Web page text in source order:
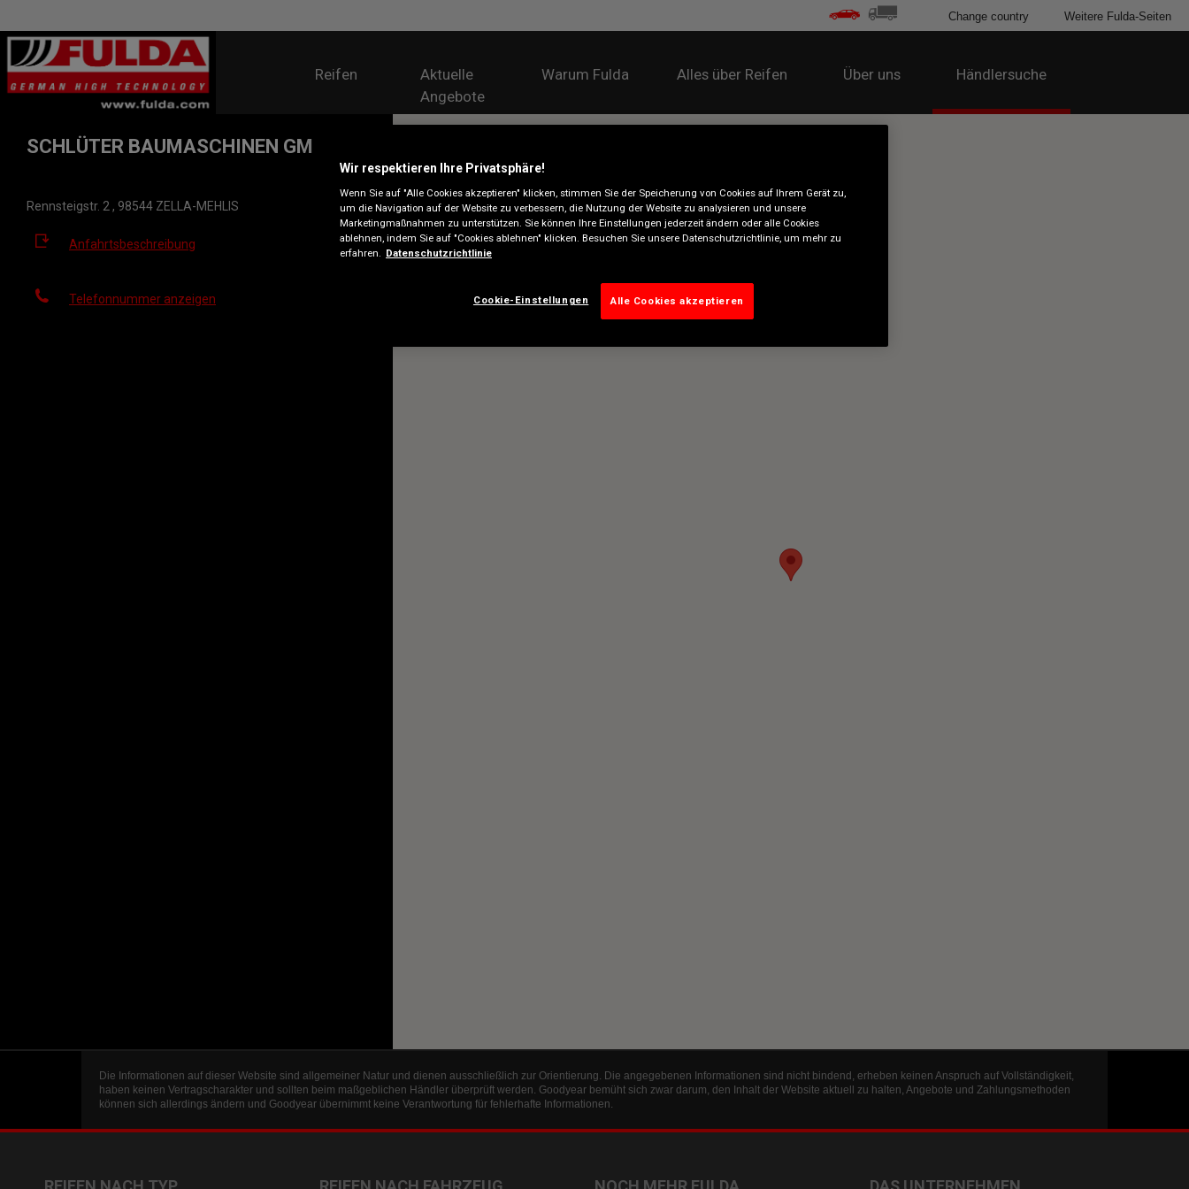
Reifen
Aktuelle
Angebote
Warum Fulda Alles über Reifen Über uns Händlersuche
Change country Weitere Fulda-Seiten
SCHLÜTER BAUMASCHINEN GMBH
Rennsteigstr. 2 , 98544 ZELLA-MEHLIS
Anfahrtsbeschreibung
Telefonnummer anzeigen
Die Informationen auf dieser Website sind allgemeiner Natur und dienen ausschließlich zur Orientierung. Die angegebenen Informationen sind nicht bindend, erheben keinen Anspruch auf Vollständigkeit,
haben keinen Vertragscharakter und sollten beim maßgeblichen Händler überprüft werden. Goodyear bemüht sich zwar darum, den Inhalt der Website aktuell zu halten, Angebote und Zahlungsmethoden
können sich allerdings ändern und Goodyear übernimmt keine Verantwortung für fehlerhafte Informationen.
Wir respektieren Ihre Privatsphäre!
Wenn Sie auf "Alle Cookies akzeptieren" klicken, stimmen Sie der Speicherung von Cookies auf Ihrem Gerät zu,
um die Navigation auf der Website zu verbessern, die Nutzung der Website zu analysieren und unsere
Marketingmaßnahmen zu unterstützen. Sie können Ihre Einstellungen jederzeit ändern oder alle Cookies
ablehnen, indem Sie auf "Cookies ablehnen" klicken. Besuchen Sie unsere Datenschutzrichtlinie, um mehr zu
erfahren. Datenschutzrichtlinie
Cookie-Einstellungen Alle Cookies akzeptieren